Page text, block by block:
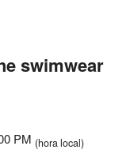
swimwear
PM (hora local)